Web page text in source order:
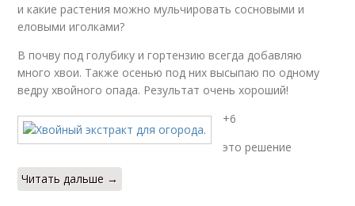
и какие растения можно мульчировать сосновыми и
еловыми иголками?
В почву под голубику и гортензию всегда добавляю
много хвои. Также осенью под них высыпаю по одному
ведру хвойного опада. Результат очень хороший!
+6
это решение
Читать дальше →